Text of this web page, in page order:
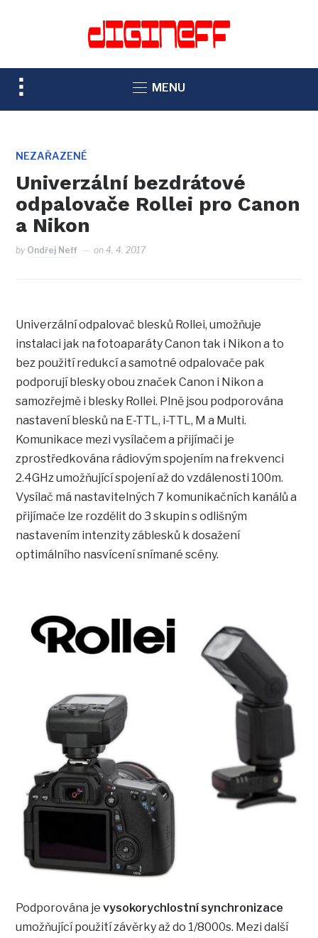
TOGGLE
SIDEBAR
NAVIGATION
MENU
NEZAŘAZENÉ
Univerzální bezdrátové
odpalovače Rollei pro Canon
a Nikon
by Ondřej Neff on4. 4. 2017
Univerzální odpalovač blesků Rollei, umožňuje
instalaci jak na fotoaparáty Canon tak i Nikon a to
bez použití redukcí a samotné odpalovače pak
podporují blesky obou značek Canon i Nikon a
samozřejmě i blesky Rollei. Plně jsou podporována
nastavení blesků na E-TTL, i-TTL, M a Multi.
Komunikace mezi vysílačem a přijímači je
zprostředkována rádiovým spojením na frekvenci
2.4GHz umožňující spojení až do vzdálenosti 100m.
Vysílač má nastavitelných 7 komunikačních kanálů a
přijímače lze rozdělit do 3 skupin s odlišným
nastavením intenzity záblesků k dosažení
optimálního nasvícení snímané scény.
Podporována jevysokorychlostní synchronizace
umožňující použití závěrky až do 1/8000s. Mezi další